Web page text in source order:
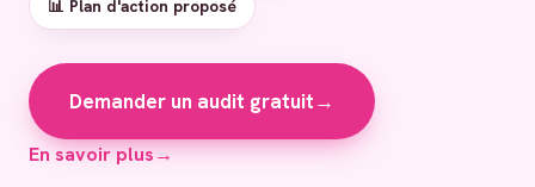
📊 Plan d'action proposé
Demander un audit gratuit→
En savoir plus→